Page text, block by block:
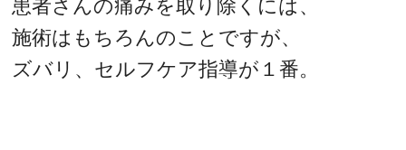
患者さんの痛みを取り除くには、
施術はもちろんのことですが、
ズバリ、セルフケア指導が１番。